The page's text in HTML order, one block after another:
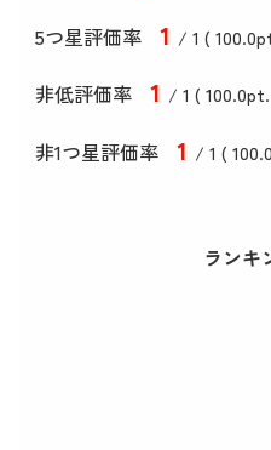
5つ星評価率 1 / 1 ( 100.0
非低評価率 1 / 1 ( 100.0
非1つ星評価率 1 / 1 ( 100.0
ランキ